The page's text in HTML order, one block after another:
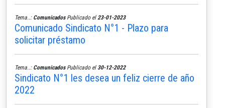
Tema..: ComunicadosPublicado el 23-01-2023
Comunicado Sindicato N°1 - Plazo para
solicitar préstamo
Tema..: ComunicadosPublicado el 30-12-2022
Sindicato N°1 les desea un feliz cierre de año
2022